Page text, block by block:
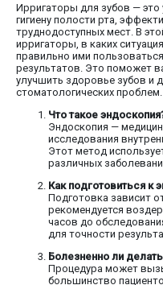
Ирригаторы для зубов —
гигиену полости рта,
труднодоступных мест. В
ирригаторы, в каких
правильно ими
результатов. Это поможет
улучшить здоровье зубов и
стоматологических проблем.
Что такое
Эндоскопия —
исследования
Этот метод
различных
Как подготовиться к
Подготовка зависит
рекомендуется
часов до
для точности
Болезненно ли
Процедура может
большинство